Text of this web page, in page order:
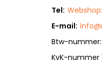
Tel:
E-mail:
Btw-nummer:
KvK-nummer